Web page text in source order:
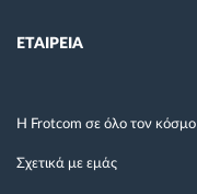
ΕΤΑΙΡΕΙΑ
Η Frotcom σε όλο τον κόσμο
Σχετικά με εμάς